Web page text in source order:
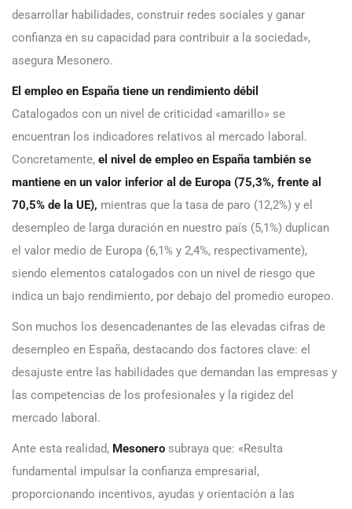
desarrollar habilidades, construir redes sociales y ganar
confianza en su capacidad para contribuir a la sociedad»,
asegura Mesonero.
El empleo en España tiene un rendimiento débil
Catalogados con un nivel de criticidad «amarillo» se
encuentran los indicadores relativos al mercado laboral.
Concretamente, el nivel de empleo en España también se
mantiene en un valor inferior al de Europa (75,3%, frente al
70,5% de la UE), mientras que la tasa de paro (12,2%) y el
desempleo de larga duración en nuestro país (5,1%) duplican
el valor medio de Europa (6,1% y 2,4%, respectivamente),
siendo elementos catalogados con un nivel de riesgo que
indica un bajo rendimiento, por debajo del promedio europeo.
Son muchos los desencadenantes de las elevadas cifras de
desempleo en España, destacando dos factores clave: el
desajuste entre las habilidades que demandan las empresas y
las competencias de los profesionales y la rigidez del
mercado laboral.
Ante esta realidad, Mesonero subraya que: «Resulta
fundamental impulsar la confianza empresarial,
proporcionando incentivos, ayudas y orientación a las